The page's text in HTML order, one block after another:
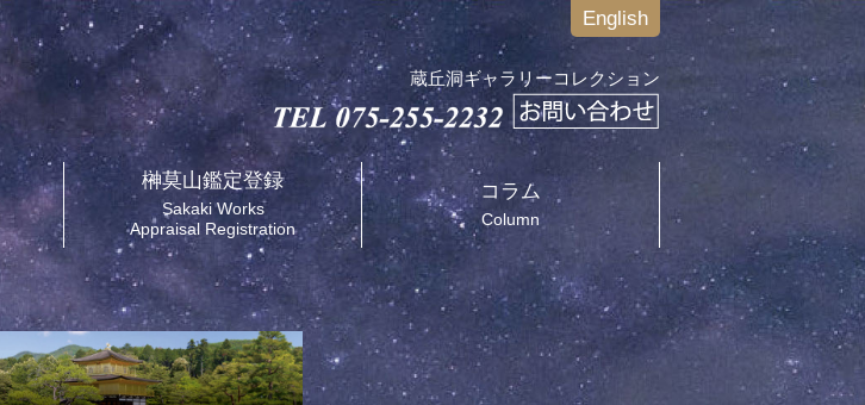
English
蔵丘洞ギャラリーコレクション
榊莫山鑑定登録
Sakaki Works
Appraisal Registration
コラム
Column